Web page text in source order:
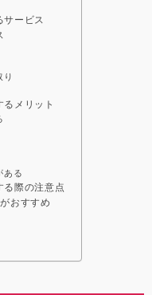
1
サービス
り
メリット
ある
る際の注意点
おすすめ